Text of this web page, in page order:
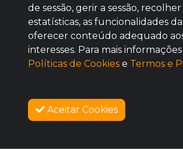
SOBRE NÓS
de sessão, gerir a sessão, recolher
estatísticas, as funcionalidades
oferecer conteúdo adequado
interesses. Para mais informações
Políticas de Cookies e Termos e
Aceitar Cookies